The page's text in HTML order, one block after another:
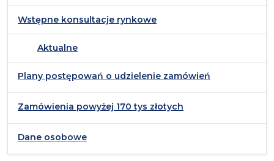
Wstępne konsultacje rynkowe
Aktualne
Plany postępowań o udzielenie zamówień
Zamówienia powyżej 170 tys złotych
Dane osobowe